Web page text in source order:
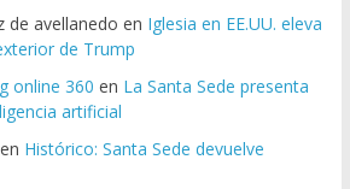
de avellanedo en Iglesia en EE.UU. eleva
de Trump
online 360 en La Santa Sede presenta
artificial
en Histórico: Santa Sede devuelve